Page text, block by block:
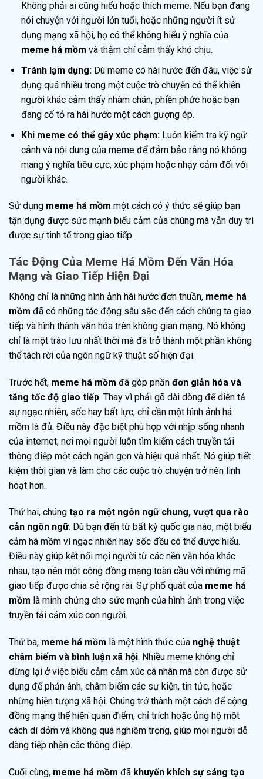
Không phải ai cũng hiểu hoặc thích meme. Nếu bạn đang
nói chuyện với người lớn tuổi, hoặc những người ít sử
dụng mạng xã hội, họ có thể không hiểu ý nghĩa của
meme há mồm và thậm chí cảm thấy khó chịu.
Tránh lạm dụng:Dù meme có hài hước đến đâu, việc sử
dụng quá nhiều trong một cuộc trò chuyện có thể khiến
người khác cảm thấy nhàm chán, phiền phức hoặc bạn
đang cố tỏ ra hài hước một cách gượng ép.
Khi meme có thể gây xúc phạm:Luôn kiểm tra kỹ ngữ
cảnh và nội dung của meme để đảm bảo rằng nó không
mang ý nghĩa tiêu cực, xúc phạm hoặc nhạy cảm đối với
người khác.
Sử dụng meme há mồm một cách có ý thức sẽ giúp bạn
tận dụng được sức mạnh biểu cảm của chúng mà vẫn duy trì
được sự tinh tế trong giao tiếp.
Tác Động Của Meme Há Mồm Đến Văn Hóa
Mạng và Giao Tiếp Hiện Đại
Không chỉ là những hình ảnh hài hước đơn thuần, meme há
mồm đã có những tác động sâu sắc đến cách chúng ta giao
tiếp và hình thành văn hóa trên không gian mạng. Nó không
chỉ là một trào lưu nhất thời mà đã trở thành một phần không
thể tách rời của ngôn ngữ kỹ thuật số hiện đại.
Trước hết, meme há mồm đã góp phần đơn giản hóa và
tăng tốc độ giao tiếp. Thay vì phải gõ dài dòng để diễn tả
sự ngạc nhiên, sốc hay bất lực, chỉ cần một hình ảnh há
mồm là đủ. Điều này đặc biệt phù hợp với nhịp sống nhanh
của internet, nơi mọi người luôn tìm kiếm cách truyền tải
thông điệp một cách ngắn gọn và hiệu quả nhất. Nó giúp tiết
kiệm thời gian và làm cho các cuộc trò chuyện trở nên linh
hoạt hơn.
Thứ hai, chúng tạo ra một ngôn ngữ chung, vượt qua rào
cản ngôn ngữ. Dù bạn đến từ bất kỳ quốc gia nào, một biểu
cảm há mồm vì ngạc nhiên hay sốc đều có thể được hiểu.
Điều này giúp kết nối mọi người từ các nền văn hóa khác
nhau, tạo nên một cộng đồng mạng toàn cầu với những mã
giao tiếp được chia sẻ rộng rãi. Sự phổ quát của meme há
mồm là minh chứng cho sức mạnh của hình ảnh trong việc
truyền tải cảm xúc con người.
Thứ ba, meme há mồm là một hình thức của nghệ thuật
châm biếm và bình luận xã hội. Nhiều meme không chỉ
dừng lại ở việc biểu cảm cảm xúc cá nhân mà còn được sử
dụng để phản ánh, châm biếm các sự kiện, tin tức, hoặc
những hiện tượng xã hội. Chúng trở thành một cách để cộng
đồng mạng thể hiện quan điểm, chỉ trích hoặc ủng hộ một
cách dí dỏm và không quá nghiêm trọng, giúp mọi người dễ
dàng tiếp nhận các thông điệp.
Cuối cùng, meme há mồm đã khuyến khích sự sáng tạo